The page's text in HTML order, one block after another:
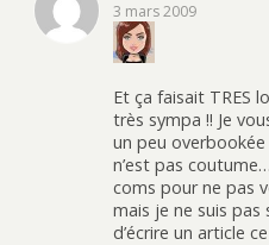
3 mars 2009
Et ça faisait TRES
très sympa !! Je
un peu
n’est pas
coms pour ne pas
mais je ne suis pas
d’écrire un article